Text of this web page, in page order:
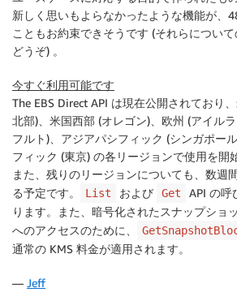
新しく思いもよらなかったような機能が、
こともお約束できそうです (それらについ
どうぞ) 。
今すぐ利用可能です
The EBS Direct API は現在公開されており、
北部)
米国西部 (オレゴン) 欧州 (アイル
フルト)
アジアパシフィック (シンガポー
フィック (東京) の各リージョンで使用を開
また、残りのリージョンについても、数週
る予定です。
List および Get
API の呼
ります。また、暗号化されたスナップショ
へのアクセスのために、
通常の KMS 料金が適用されます。
— Jeff